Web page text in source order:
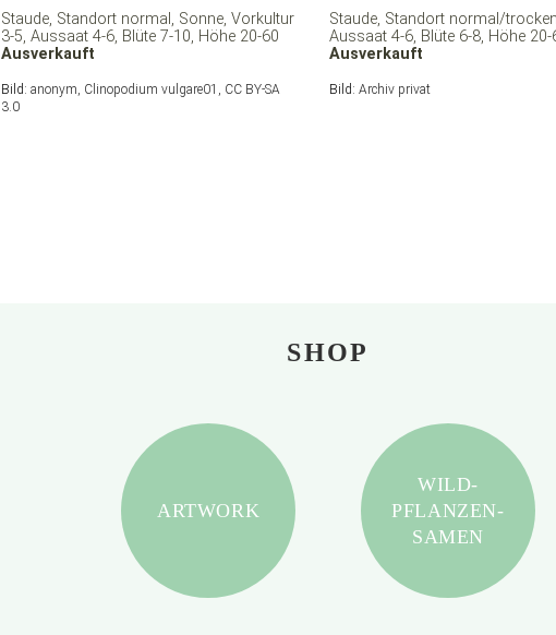
Staude, Standort normal, Sonne, Vorkultur
3-5, Aussaat 4-6, Blüte 7-10, Höhe 20-60
Ausverkauft
Bild: anonym, Clinopodium vulgare01, CC BY-SA
3.0
Staude, Standort normal/
Aussaat 4-6, Blüte 6-8, Höhe 20-
Ausverkauft
Bild: Archiv privat
SHOP
ARTWORK
WILD-
PFLANZEN-
SAMEN